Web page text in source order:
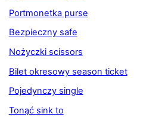
Portmonetka purse
Bezpieczny safe
Nożyczki scissors
Bilet okresowy season ticket
Pojedynczy single
Tonąć sink to